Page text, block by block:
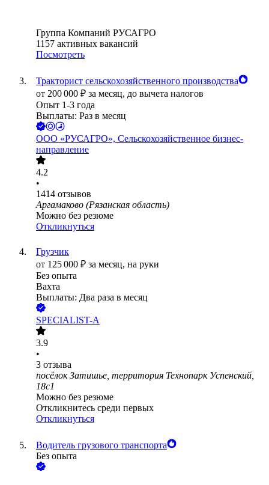
Группа Компаний РУСАГРО
1157 активных вакансий
Посмотреть
Тракторист сельскохозяйственного производства
от 200 000 ₽ за месяц, до вычета налогов
Опыт 1-3 года
Выплаты: Раз в месяц
ООО «РУСАГРО», Сельскохозяйственное бизнес-
направление
4.2
•
1414 отзывов
Аргамаково (Рязанская область)
Можно без резюме
Откликнуться
Грузчик
от 125 000 ₽ за месяц, на руки
Без опыта
Вахта
Выплаты: Два раза в месяц
SPECIALIST-A
3.9
•
3 отзыва
посёлок Затишье, территория Технопарк Успенский,
18с1
Можно без резюме
Откликнитесь среди первых
Откликнуться
Водитель грузового транспорта
Без опыта